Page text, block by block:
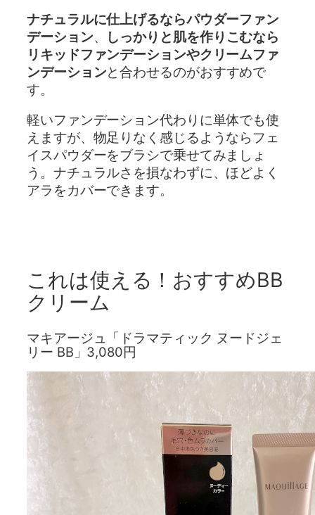
ナチュラルに仕上げるならパウダーファン
デーション、
しっかりと肌を作りこむなら
リキッドファンデーションやクリームファ
ンデーションと合わせるのがおすすめで
す。
軽いファンデーション代わりに単体でも使
えますが、物足りなく感じるようならフェ
イスパウダーをブラシで乗せてみましょ
う。ナチュラルさを損なわずに、ほどよく
アラをカバーできます。
これは使える！おすすめBB
クリーム
マキアージュ「ドラマティック ヌードジェ
リー BB」3,080円